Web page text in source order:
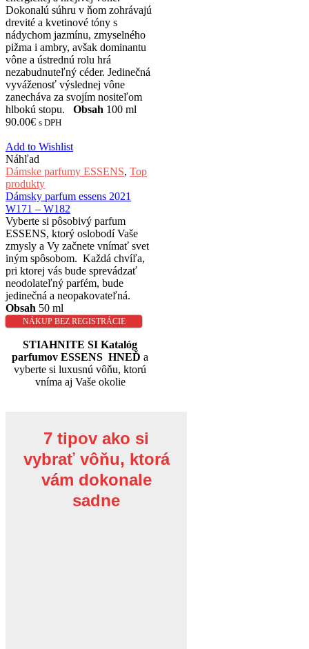
Dokonalú súhru v ňom zohrávajú
drevité a kvetinové tóny s
nádychom jazmínu, zmyselného
pižma i ambry, avšak dominantu
vône a ústrednú rolu hrá
nezabudnuteľný céder. Jedinečná
vyváženosť výslednej vône
zanecháva za svojím nositeľom
hlbokú stopu. Obsah 100 ml
90.00€ s DPH
Add to Wishlist
Náhľad
Dámske parfumy ESSENS, Top
produkty
Dámsky parfum essens 2021
W171 – W182
Vyberte si pôsobivý parfum
ESSENS, ktorý oslobodí Vaše
zmysly a Vy začnete vnímať svet
iným spôsobom. Každá chvíľa,
pri ktorej vás bude sprevádzať
neodolateľný parfém, bude
jedinečná a neopakovateľná.
Obsah 50 ml
NÁKUP BEZ REGISTRÁCIE
STIAHNITE SI Katalóg
parfumov ESSENS HNEĎ a
vyberte si luxusnú vôňu, ktorú
vníma aj Vaše okolie
7 tipov ako si
vybrať vôňu, ktorá
vám dokonale
sadne